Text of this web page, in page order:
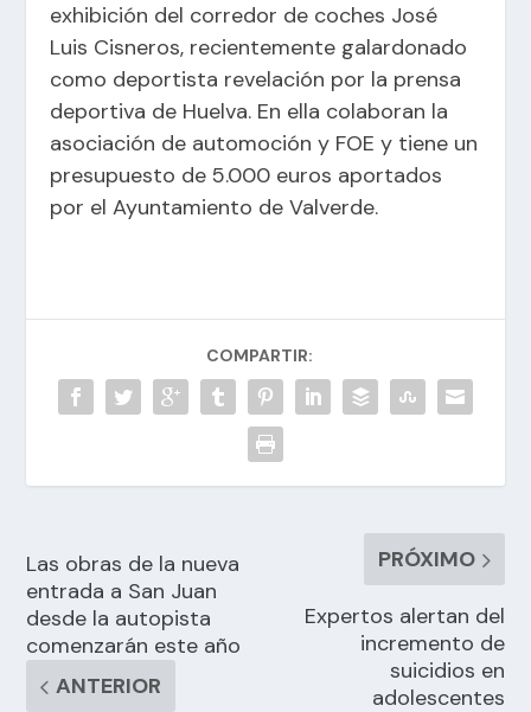
exhibición del corredor de coches José
Luis Cisneros, recientemente galardonado
como deportista revelación por la prensa
deportiva de Huelva. En ella colaboran la
asociación de automoción y FOE y tiene un
presupuesto de 5.000 euros aportados
por el Ayuntamiento de Valverde.
COMPARTIR:
Las obras de la nueva
entrada a San Juan
desde la autopista
comenzarán este año
ANTERIOR
PRÓXIMO
Expertos alertan del
incremento de
suicidios en
adolescentes